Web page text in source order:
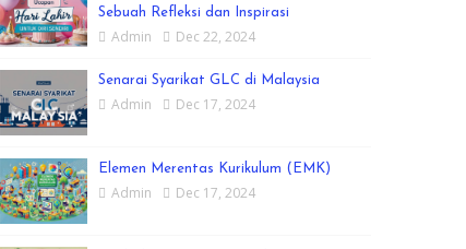
Sebuah Refleksi dan Inspirasi
Admin Dec 22, 2024
Senarai Syarikat GLC di Malaysia
Admin Dec 17, 2024
Elemen Merentas Kurikulum (EMK)
Admin Dec 17, 2024